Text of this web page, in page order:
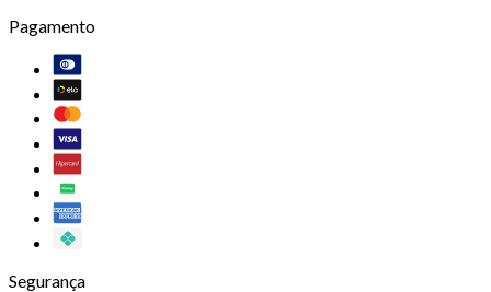
Pagamento
Segurança